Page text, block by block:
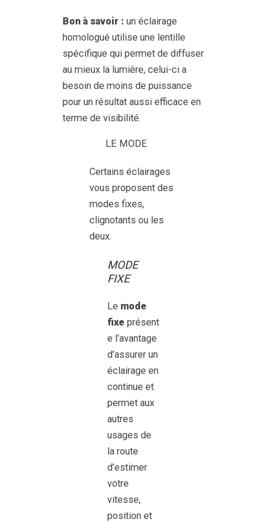
Bon à savoir : un éclairage
homologué utilise une lentille
spécifique qui permet de diffuser
au mieux la lumière, celui-ci a
besoin de moins de puissance
pour un résultat aussi efficace en
terme de visibilité.
LE MODE
Certains éclairages
vous proposent des
modes fixes,
clignotants ou les
deux.
MODE
FIXE
Le mode
fixe présent
e l’avantage
d’assurer un
éclairage en
continue et
permet aux
autres
usages de
la route
d’estimer
votre
vitesse,
position et